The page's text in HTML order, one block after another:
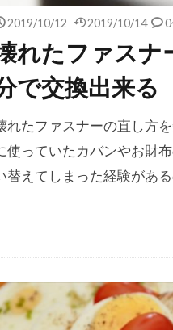
2019/10/12 2019/10/14
れたファスナ
で交換出来る
れたファスナーの直し方
使っていたカバンやお財
替えてしまった経験があ